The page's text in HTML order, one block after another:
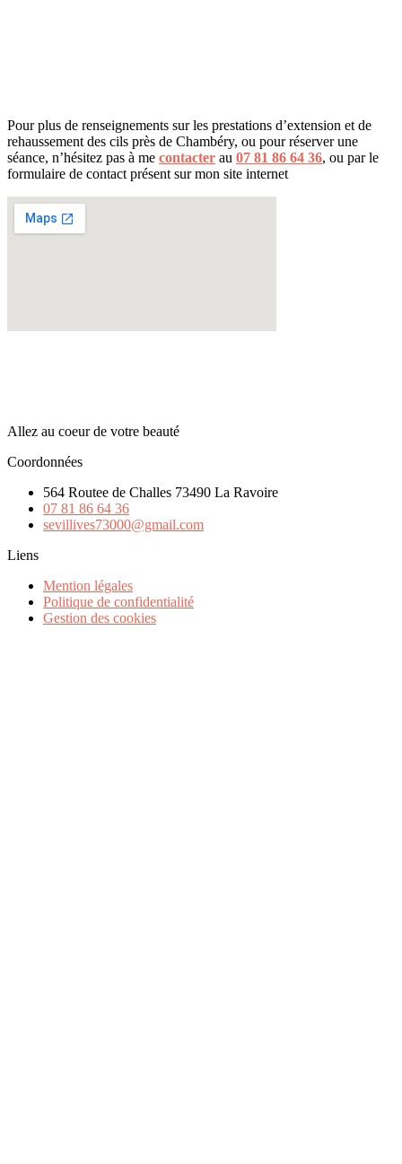
Pour plus de renseignements sur les prestations d’extension et de
rehaussement des cils près de Chambéry, ou pour réserver une
séance, n’hésitez pas à me contacter au 07 81 86 64 36, ou par le
formulaire de contact présent sur mon site internet
Allez au coeur de votre beauté
Coordonnées
564 Routee de Challes 73490 La Ravoire
07 81 86 64 36
sevillives73000@gmail.com
Liens
Mention légales
Politique de confidentialité
Gestion des cookies